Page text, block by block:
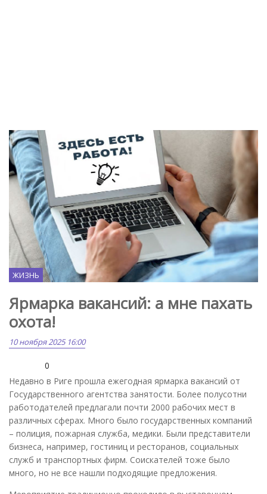
ЖИЗНЬ
Ярмарка вакансий: а мне пахать
охота!
10 ноября 2025 16:00
0
Недавно в Риге прошла ежегодная ярмарка вакансий от
Государственного агентства занятости. Более полусотни
работодателей предлагали почти 2000 рабочих мест в
различных сферах. Много было государственных компаний
– полиция, пожарная служба, медики. Были представители
бизнеса, например, гостиниц и ресторанов, социальных
служб и транспортных фирм. Соискателей тоже было
много, но не все нашли подходящие предложения.